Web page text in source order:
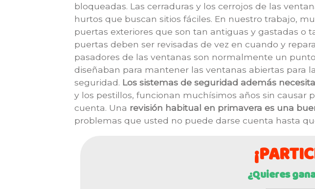
bloqueadas. Las cerraduras y los cerrojos de las
hurtos que buscan sitios fáciles. En nuestro trabajo,
puertas exteriores que son tan antiguas y gastadas o
puertas deben ser revisadas de vez en cuando y
pasadores de las ventanas son normalmente un
diseñaban para mantener las ventanas abiertas para
seguridad. Los sistemas de seguridad además
y los pestillos, funcionan muchísimos años sin
cuenta. Una revisión habitual en primavera es una
problemas que usted no puede darse cuenta hasta
¿Quieres